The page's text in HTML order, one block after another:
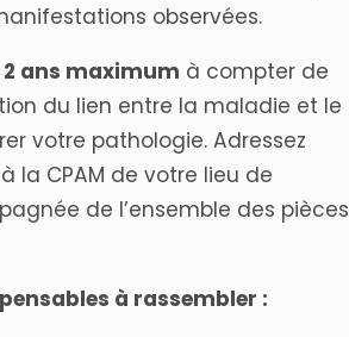
observées.
2 ans maximum à compter de
du lien entre la maladie et le
votre pathologie. Adressez
la CPAM de votre lieu de
de l’ensemble des pièces
à rassembler :